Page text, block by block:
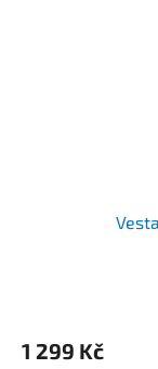
1 299 Kč